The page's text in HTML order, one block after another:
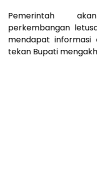
Pemerintah
perkembangan
mendapat informasi
tekan Bupati